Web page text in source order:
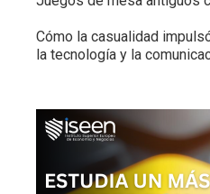
Cómo la casualidad
la tecnología y la